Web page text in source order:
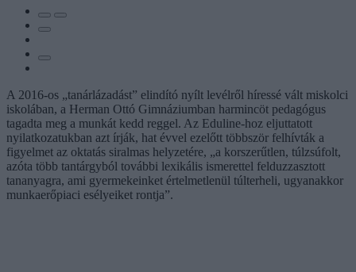
A 2016-os „tanárlázadást” elindító nyílt levélről híressé vált miskolci
iskolában, a Herman Ottó Gimnáziumban harmincöt pedagógus
tagadta meg a munkát kedd reggel. Az Eduline-hoz eljuttatott
nyilatkozatukban azt írják, hat évvel ezelőtt többször felhívták a
figyelmet az oktatás siralmas helyzetére, „a korszerűtlen, túlzsúfolt,
azóta több tantárgyból további lexikális ismerettel felduzzasztott
tananyagra, ami gyermekeinket értelmetlenül túlterheli, ugyanakkor
munkaerőpiaci esélyeiket rontja”.